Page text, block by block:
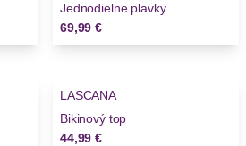
Jednodielne plavky
69,99 €
LASCANA
Bikinový top
44,99 €